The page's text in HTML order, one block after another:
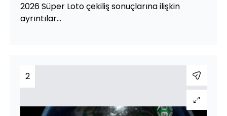
2026 Süper Loto çekiliş sonuçlarına ilişkin
ayrıntılar...
2